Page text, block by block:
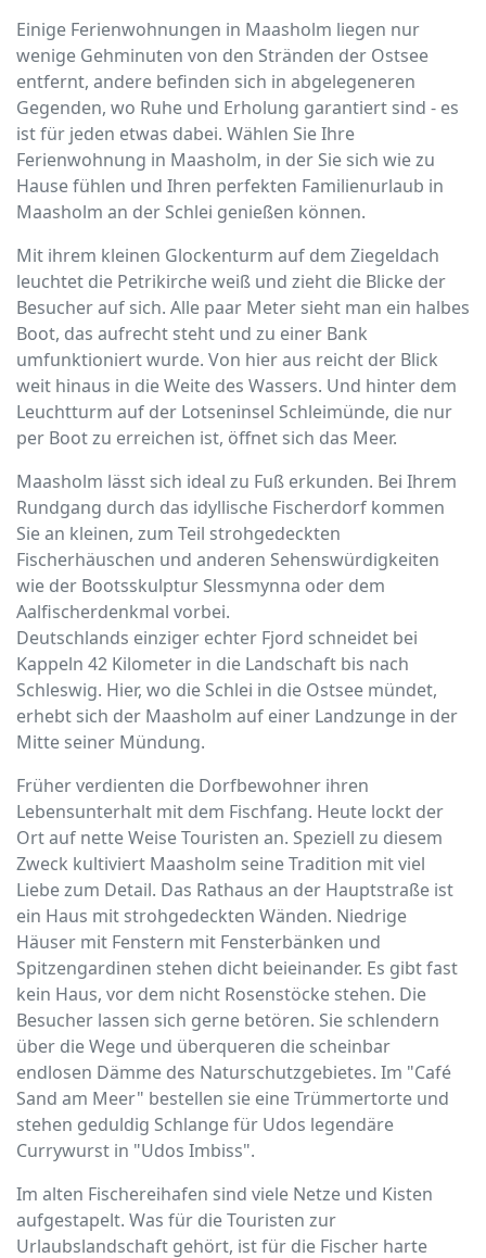
Einige Ferienwohnungen in Maasholm liegen nur
wenige Gehminuten von den Stränden der Ostsee
entfernt, andere befinden sich in abgelegeneren
Gegenden, wo Ruhe und Erholung garantiert sind - es
ist für jeden etwas dabei. Wählen Sie Ihre
Ferienwohnung in Maasholm, in der Sie sich wie zu
Hause fühlen und Ihren perfekten Familienurlaub in
Maasholm an der Schlei genießen können.
Mit ihrem kleinen Glockenturm auf dem Ziegeldach
leuchtet die Petrikirche weiß und zieht die Blicke der
Besucher auf sich. Alle paar Meter sieht man ein halbes
Boot, das aufrecht steht und zu einer Bank
umfunktioniert wurde. Von hier aus reicht der Blick
weit hinaus in die Weite des Wassers. Und hinter dem
Leuchtturm auf der Lotseninsel Schleimünde, die nur
per Boot zu erreichen ist, öffnet sich das Meer.
Maasholm lässt sich ideal zu Fuß erkunden. Bei Ihrem
Rundgang durch das idyllische Fischerdorf kommen
Sie an kleinen, zum Teil strohgedeckten
Fischerhäuschen und anderen Sehenswürdigkeiten
wie der Bootsskulptur Slessmynna oder dem
Aalfischerdenkmal vorbei.
Deutschlands einziger echter Fjord schneidet bei
Kappeln 42 Kilometer in die Landschaft bis nach
Schleswig. Hier, wo die Schlei in die Ostsee mündet,
erhebt sich der Maasholm auf einer Landzunge in der
Mitte seiner Mündung.
Früher verdienten die Dorfbewohner ihren
Lebensunterhalt mit dem Fischfang. Heute lockt der
Ort auf nette Weise Touristen an. Speziell zu diesem
Zweck kultiviert Maasholm seine Tradition mit viel
Liebe zum Detail. Das Rathaus an der Hauptstraße ist
ein Haus mit strohgedeckten Wänden. Niedrige
Häuser mit Fenstern mit Fensterbänken und
Spitzengardinen stehen dicht beieinander. Es gibt fast
kein Haus, vor dem nicht Rosenstöcke stehen. Die
Besucher lassen sich gerne betören. Sie schlendern
über die Wege und überqueren die scheinbar
endlosen Dämme des Naturschutzgebietes. Im "Café
Sand am Meer" bestellen sie eine Trümmertorte und
stehen geduldig Schlange für Udos legendäre
Currywurst in "Udos Imbiss".
Im alten Fischereihafen sind viele Netze und Kisten
aufgestapelt. Was für die Touristen zur
Urlaubslandschaft gehört, ist für die Fischer harte